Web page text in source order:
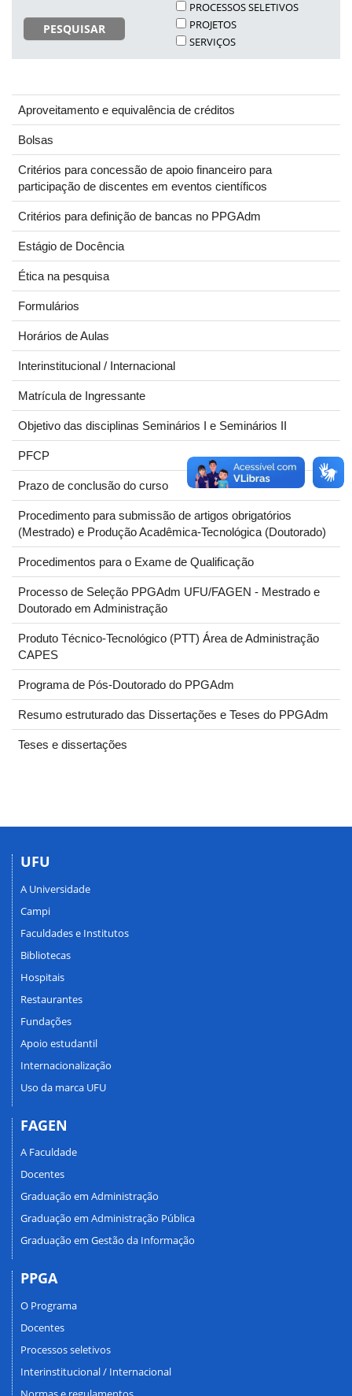
PESQUISAR
PROCESSOS SELETIVOS
PROJETOS
SERVIÇOS
Aproveitamento e equivalência de créditos
Bolsas
Critérios para concessão de apoio financeiro para
participação de discentes em eventos científicos
Critérios para definição de bancas no PPGAdm
Estágio de Docência
Ética na pesquisa
Formulários
Horários de Aulas
Interinstitucional / Internacional
Matrícula de Ingressante
Objetivo das disciplinas Seminários I e Seminários II
PFCP
Prazo de conclusão do curso
Procedimento para submissão de artigos obrigatórios
(Mestrado) e Produção Acadêmica-Tecnológica (Doutorado)
Procedimentos para o Exame de Qualificação
Processo de Seleção PPGAdm UFU/FAGEN - Mestrado e
Doutorado em Administração
Produto Técnico-Tecnológico (PTT) Área de Administração
CAPES
Programa de Pós-Doutorado do PPGAdm
Resumo estruturado das Dissertações e Teses do PPGAdm
Teses e dissertações
UFU
A Universidade
Campi
Faculdades e Institutos
Bibliotecas
Hospitais
Restaurantes
Fundações
Apoio estudantil
Internacionalização
Uso da marca UFU
FAGEN
A Faculdade
Docentes
Graduação em Administração
Graduação em Administração Pública
Graduação em Gestão da Informação
PPGA
O Programa
Docentes
Processos seletivos
Interinstitucional / Internacional